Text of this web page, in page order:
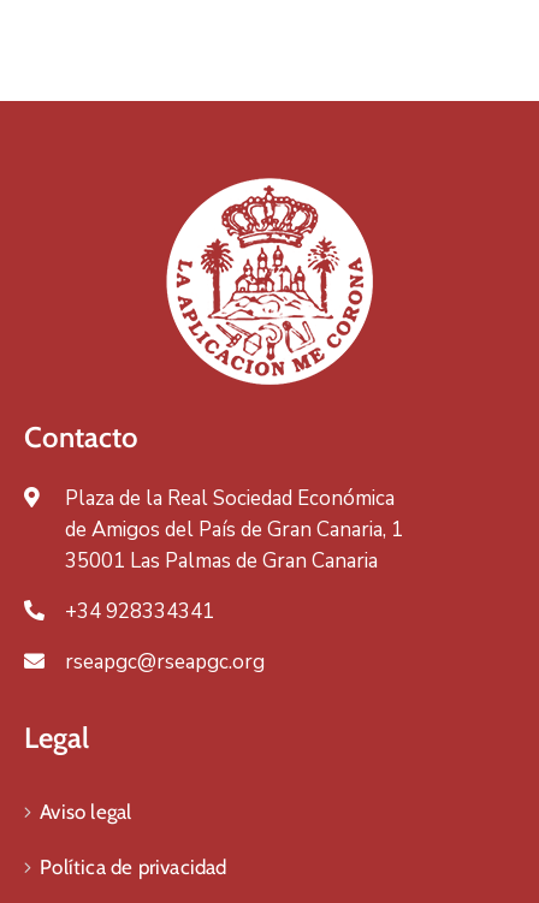
Contacto
Plaza de la Real Sociedad Económica
de Amigos del País de Gran Canaria, 1
35001 Las Palmas de Gran Canaria
+34 928334341
rseapgc@rseapgc.org
Legal
Aviso legal
Política de privacidad